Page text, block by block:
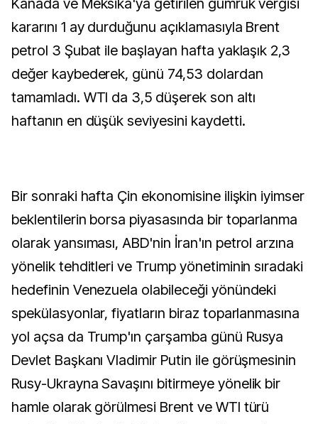
Kanada ve Meksika'ya getirilen gümrük vergisi
kararını 1 ay durduğunu açıklamasıyla Brent
petrol 3 Şubat ile başlayan hafta yaklaşık 2,3
değer kaybederek, günü 74,53 dolardan
tamamladı. WTI da 3,5 düşerek son altı
haftanın en düşük seviyesini kaydetti.
Bir sonraki hafta Çin ekonomisine ilişkin iyimser
beklentilerin borsa piyasasında bir toparlanma
olarak yansıması, ABD'nin İran'ın petrol arzına
yönelik tehditleri ve Trump yönetiminin sıradaki
hedefinin Venezuela olabileceği yönündeki
spekülasyonlar, fiyatların biraz toparlanmasına
yol açsa da Trump'ın çarşamba günü Rusya
Devlet Başkanı Vladimir Putin ile görüşmesinin
Rusy-Ukrayna Savaşını bitirmeye yönelik bir
hamle olarak görülmesi Brent ve WTI türü